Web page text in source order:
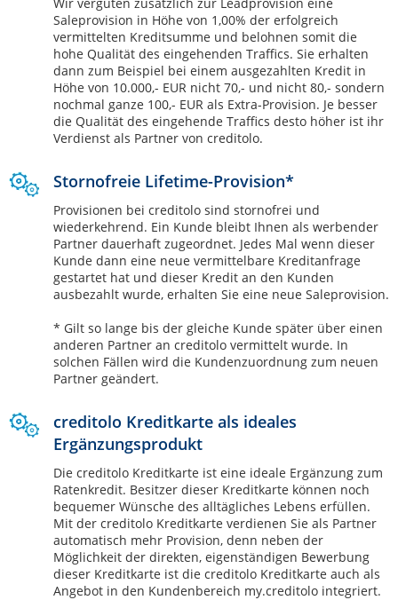
Saleprovision in Höhe von 1,00% der erfolgreich
vermittelten Kreditsumme und belohnen somit die
hohe Qualität des eingehenden Traffics. Sie erhalten
dann zum Beispiel bei einem ausgezahlten Kredit in
Höhe von 10.000,- EUR nicht 70,- und nicht 80,- sondern
nochmal ganze 100,- EUR als Extra-Provision. Je besser
die Qualität des eingehende Traffics desto höher ist ihr
Verdienst als Partner von creditolo.
Stornofreie Lifetime-Provision*
Provisionen bei creditolo sind stornofrei und
wiederkehrend. Ein Kunde bleibt Ihnen als werbender
Partner dauerhaft zugeordnet. Jedes Mal wenn dieser
Kunde dann eine neue vermittelbare Kreditanfrage
gestartet hat und dieser Kredit an den Kunden
ausbezahlt wurde, erhalten Sie eine neue Saleprovision.
* Gilt so lange bis der gleiche Kunde später über einen
anderen Partner an creditolo vermittelt wurde. In
solchen Fällen wird die Kundenzuordnung zum neuen
Partner geändert.
creditolo Kreditkarte als ideales
Ergänzungsprodukt
Die creditolo Kreditkarte ist eine ideale Ergänzung zum
Ratenkredit. Besitzer dieser Kreditkarte können noch
bequemer Wünsche des alltägliches Lebens erfüllen.
Mit der creditolo Kreditkarte verdienen Sie als Partner
automatisch mehr Provision, denn neben der
Möglichkeit der direkten, eigenständigen Bewerbung
dieser Kreditkarte ist die creditolo Kreditkarte auch als
Angebot in den Kundenbereich my.creditolo integriert.